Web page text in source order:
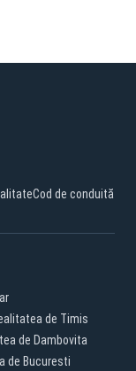
Cod de conduită
de Timis
de Dambovita
de Bucuresti